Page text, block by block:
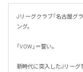
Jリーグクラブ「名古屋グ
ング。
「VOW」＝誓い。
新時代に突入したJリーグ